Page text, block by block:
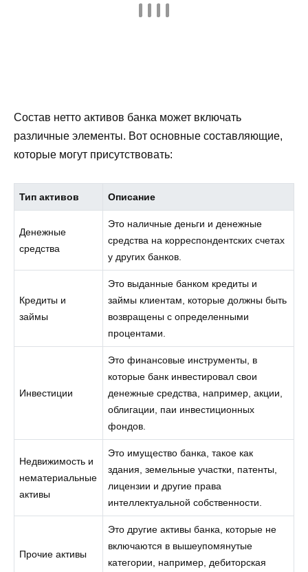
Состав нетто активов банка может включать
различные элементы. Вот основные составляющие,
которые могут присутствовать:
Тип активов Описание
Денежные
средства
Это наличные деньги и денежные
средства на корреспондентских счетах
у других банков.
Кредиты и
займы
Это выданные банком кредиты и
займы клиентам, которые должны быть
возвращены с определенными
процентами.
Инвестиции
Это финансовые инструменты, в
которые банк инвестировал свои
денежные средства, например, акции,
облигации, паи инвестиционных
фондов.
Недвижимость и
нематериальные
активы
Это имущество банка, такое как
здания, земельные участки, патенты,
лицензии и другие права
интеллектуальной собственности.
Прочие активы
Это другие активы банка, которые не
включаются в вышеупомянутые
категории, например, дебиторская